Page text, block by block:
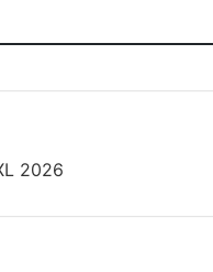
2026